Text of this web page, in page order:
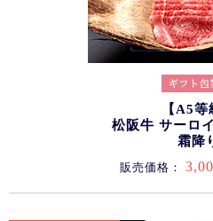
【A5等
松阪牛 サーロ
霜降
販売価格：